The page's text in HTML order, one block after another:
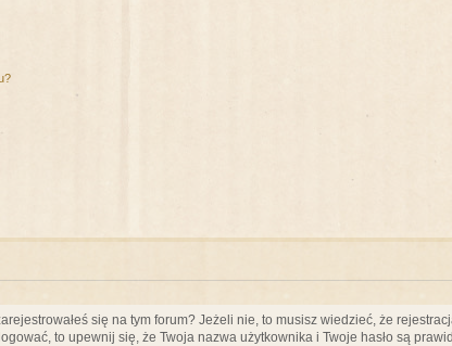
się na tym forum? Jeżeli nie, to musisz wiedzieć, że
to upewnij się, że Twoja nazwa użytkownika i Twoje hasło są